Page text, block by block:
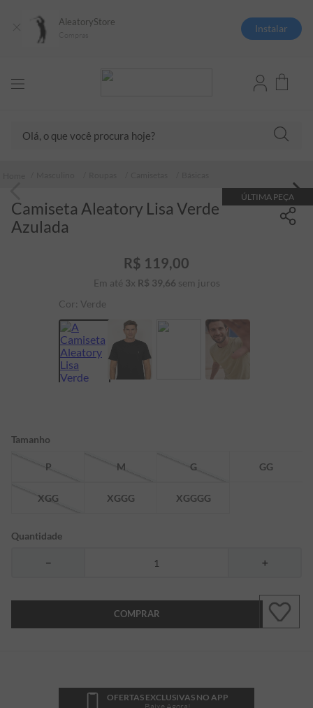
AleatoryStore
Instalar
ÚLTIMA PEÇA
Camiseta Aleatory Lisa Verde
Azulada
R$ 119,00
Em até 3x R$ 39,66 sem juros
Cor: Verde
Tamanho
P M G GG
XGG XGGG XGGGG
Quantidade
＋
－
COMPRAR
OFERTAS EXCLUSIVAS NO APP
camisas polo
2º
camiseta listrada
4º
camiseta
5º
jaqueta
7º
bermuda
manga longa